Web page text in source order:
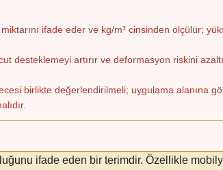
ifade eder ve kg/m³ cinsinden ölçülür;
desteklemeyi artırır ve deformasyon riskini
birlikte değerlendirilmeli; uygulama alanına
ifade eden bir terimdir. Özellikle